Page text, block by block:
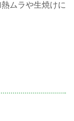
ムラや生焼けに